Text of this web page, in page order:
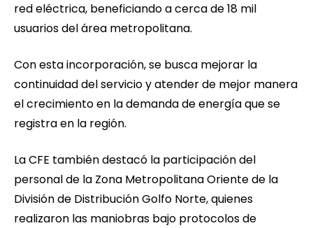
red eléctrica, beneficiando a cerca de 18 mil
usuarios del área metropolitana.
Con esta incorporación, se busca mejorar la
continuidad del servicio y atender de mejor manera
el crecimiento en la demanda de energía que se
registra en la región.
La CFE también destacó la participación del
personal de la Zona Metropolitana Oriente de la
División de Distribución Golfo Norte, quienes
realizaron las maniobras bajo protocolos de